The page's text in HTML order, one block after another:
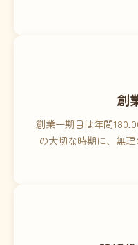
創
創業一期目は年間
の大切な時期に、無